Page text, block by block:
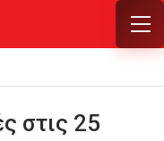
στις 25